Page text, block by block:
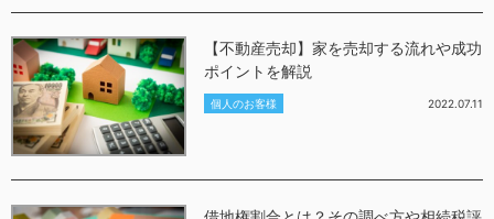
【不動産売却】家を売却する流れや成功
ポイントを解説
個人のお客様 2022.07.11